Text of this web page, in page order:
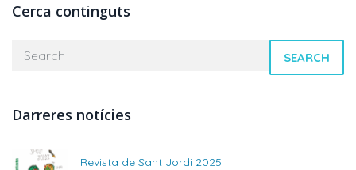
Cerca continguts
SEARCH
Darreres notícies
Revista de Sant Jordi 2025